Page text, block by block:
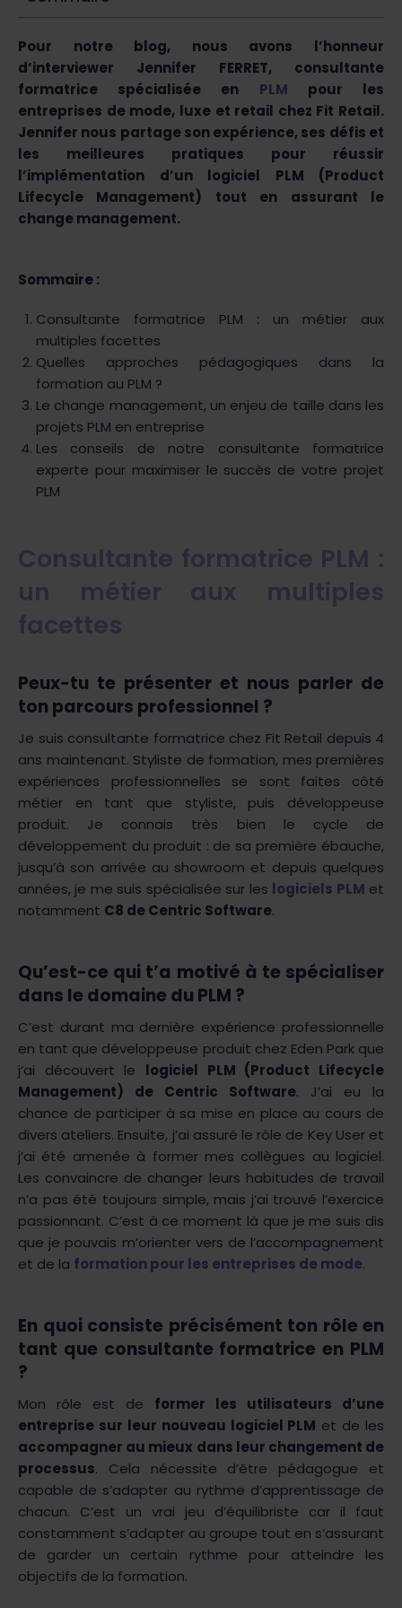
Pour notre blog, nous avons l’honneur
d’interviewer Jennifer FERRET, consultante
formatrice spécialisée en PLM pour les
entreprises de mode, luxe et retail chez Fit Retail.
Jennifer nous partage son expérience, ses défis et
les meilleures pratiques pour réussir
l’implémentation d’un logiciel PLM (Product
Lifecycle Management) tout en assurant le
change management.
Sommaire :
Consultante formatrice PLM : un métier aux
multiples facettes
Quelles approches pédagogiques dans la
formation au PLM ?
Le change management, un enjeu de taille dans les
projets PLM en entreprise
Les conseils de notre consultante formatrice
experte pour maximiser le succès de votre projet
PLM
Consultante formatrice PLM :
un métier aux multiples
facettes
Peux-tu te présenter et nous parler de
ton parcours professionnel ?
Je suis consultante formatrice chez Fit Retail depuis 4
ans maintenant. Styliste de formation, mes premières
expériences professionnelles se sont faites côté
métier en tant que styliste, puis développeuse
produit. Je connais très bien le cycle de
développement du produit : de sa première ébauche,
jusqu’à son arrivée au showroom et depuis quelques
années, je me suis spécialisée sur les logiciels PLM et
notamment C8 de Centric Software.
Qu’est-ce qui t’a motivé à te spécialiser
dans le domaine du PLM ?
C’est durant ma dernière expérience professionnelle
en tant que développeuse produit chez Eden Park que
j’ai découvert le logiciel PLM (Product Lifecycle
Management) de Centric Software. J’ai eu la
chance de participer à sa mise en place au cours de
divers ateliers. Ensuite, j’ai assuré le rôle de Key User et
j’ai été amenée à former mes collègues au logiciel.
Les convaincre de changer leurs habitudes de travail
n’a pas été toujours simple, mais j’ai trouvé l’exercice
passionnant. C’est à ce moment là que je me suis dis
que je pouvais m’orienter vers de l’accompagnement
et de la formation pour les entreprises de mode.
En quoi consiste précisément ton rôle en
tant que consultante formatrice en PLM
?
Mon rôle est de former les utilisateurs d’une
entreprise sur leur nouveau logiciel PLM et de les
accompagner au mieux dans leur changement de
processus. Cela nécessite d’être pédagogue et
capable de s’adapter au rythme d’apprentissage de
chacun. C’est un vrai jeu d’équilibriste car il faut
constamment s’adapter au groupe tout en s’assurant
de garder un certain rythme pour atteindre les
objectifs de la formation.